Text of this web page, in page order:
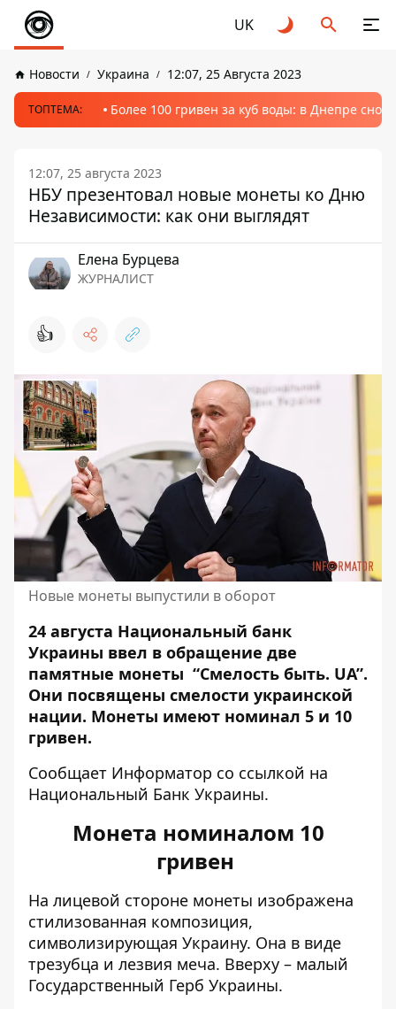
UK
Новости Украина 12:07, 25 Августа 2023
ТОПТЕМА: Более 100 гривен за куб воды: в Днепре
12:07, 25 августа 2023
НБУ презентовал новые монеты ко Дню
Независимости: как они выглядят
Елена Бурцева
ЖУРНАЛИСТ
👍
Новые монеты выпустили в оборот
24 августа Национальный банк
Украины ввел в обращение две
памятные монеты “Смелость быть. UA”.
Они посвящены смелости украинской
нации. Монеты имеют номинал 5 и 10
гривен.
Сообщает Информатор со ссылкой на
Национальный Банк Украины.
Монета номиналом 10
гривен
На лицевой стороне монеты изображена
стилизованная композиция,
символизирующая Украину. Она в виде
трезубца и лезвия меча. Вверху – малый
Государственный Герб Украины.